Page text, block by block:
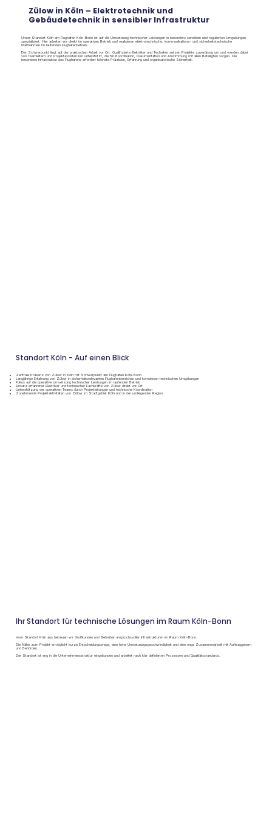
Zülow in Köln – Elektrotechnik und
Gebäudetechnik in sensibler Infrastruktur
Unser Standort Köln am Flughafen Köln-Bonn ist auf die Umsetzung technischer Leistungen in besonders sensiblen und regulierten Umgebungen
spezialisiert. Hier arbeiten wir direkt im operativen Betrieb und realisieren elektrotechnische, kommunikations- und sicherheitstechnische
Maßnahmen im laufenden Flughafenbetrieb.
Der Schwerpunkt liegt auf der praktischen Arbeit vor Ort. Qualifizierte Elektriker und Techniker setzen Projekte zuverlässig um und werden dabei
von Teamleitern und Projektassistenzen unterstützt, die für Koordination, Dokumentation und Abstimmung mit allen Beteiligten sorgen. Die
besondere Infrastruktur des Flughafens erfordert höchste Präzision, Erfahrung und organisatorische Sicherheit.
Standort Köln - Auf einen Blick
Zentrale Präsenz von Zülow in Köln mit Schwerpunkt am Flughafen Köln-Bonn
Langjährige Erfahrung von Zülow in sicherheitsrelevanten Flughafenbereichen und komplexen technischen Umgebungen
Fokus auf die operative Umsetzung technischer Leistungen im laufenden Betrieb
Einsatz erfahrener Elektriker und technischer Fachkräfte von Zülow direkt vor Ort
Unterstützung der operativen Teams durch Projektleitungen und technische Koordination
Zunehmende Projektaktivitäten von Zülow im Stadtgebiet Köln und in der umliegenden Region
Ihr Standort für technische Lösungen im Raum Köln-Bonn
Vom Standort Köln aus betreuen wir Großkunden und Betreiber anspruchsvoller Infrastrukturen im Raum Köln-Bonn.
Die Nähe zum Projekt ermöglicht kurze Entscheidungswege, eine hohe Umsetzungsgeschwindigkeit und eine enge Zusammenarbeit mit Auftraggebern
und Behörden.
Der Standort ist eng in die Unternehmensstruktur eingebunden und arbeitet nach klar definierten Prozessen und Qualitätsstandards.